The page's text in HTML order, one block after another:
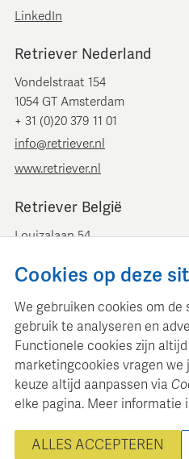
LinkedIn
Retriever Nederland
Vondelstraat 154
1054 GT Amsterdam
+ 31 (0)20 379 11 01
info@retriever.nl
www.retriever.nl
Retriever België
Louizalaan 54
+ 32 (0)2 893 00 52
www.retrievermedia.be
Retriever Media Informatie
mediadatabase voor
© 2000 - 2026 Retriever
Cookies op deze
We gebruiken cookies om
gebruik te analyseren en
Functionele cookies zijn
marketingcookies vragen
keuze altijd aanpassen via
elke pagina. Meer informatie
ALLES ACCEPTEREN